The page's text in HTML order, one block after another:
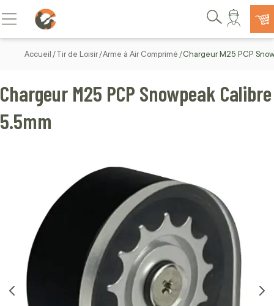
Allez au contenu
Basculer la navigation
Rechercher
Accueil Tir de Loisir Arme à Air Comprimé Chargeur M25 PCP
Chargeur M25 PCP Snowpeak Calibre
5.5mm